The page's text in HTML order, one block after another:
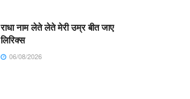
राधा नाम लेते लेते मेरी उम्र बीत जाए
लिरिक्स
06/08/2026